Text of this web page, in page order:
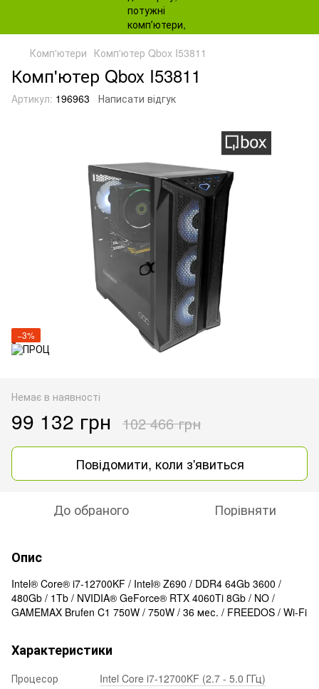
Комп'ютери Комп'ютер Qbox I53811
Комп'ютер Qbox I53811
Артикул: 196963 Написати відгук
−3%
Немає в наявності
99 132 грн 102 466 грн
Повідомити, коли з'явиться
До обраного Порівняти
Опис
Intel® Core® i7-12700KF / Intel® Z690 / DDR4 64Gb 3600 /
480Gb / 1Tb / NVIDIA® GeForce® RTX 4060Ti 8Gb / NO /
GAMEMAX Brufen C1 750W / 750W / 36 мес. / FREEDOS / Wi-Fi
Характеристики
Процесор
Intel Core i7-12700KF (2.7 - 5.0 ГГц)